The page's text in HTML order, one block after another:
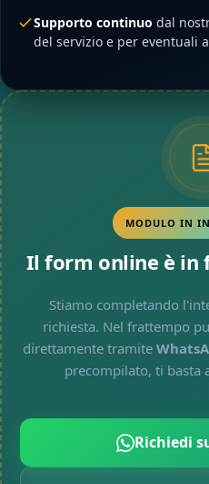
Supporto continuo dal
del servizio e per eventuali
MODULO IN
Il form online è in
Stiamo completando
richiesta. Nel frattempo
direttamente tramite
precompilato, ti basta
Richiedi